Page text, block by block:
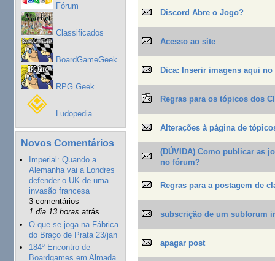
Fórum
Classificados
BoardGameGeek
RPG Geek
Ludopedia
Novos Comentários
Imperial: Quando a
Alemanha vai a Londres
defender o UK de uma
invasão francesa
3 comentários
1 dia 13 horas atrás
O que se joga na Fábrica
do Braço de Prata 23/jan
184º Encontro de
Boardgames em Almada
Discord Abre o Jogo?
Acesso ao site
Dica: Inserir imagens aqui
Regras para os tópicos dos
Alterações à página de
(DÚVIDA) Como publicar as
no fórum?
Regras para a postagem de
subscrição de um subforum
apagar post